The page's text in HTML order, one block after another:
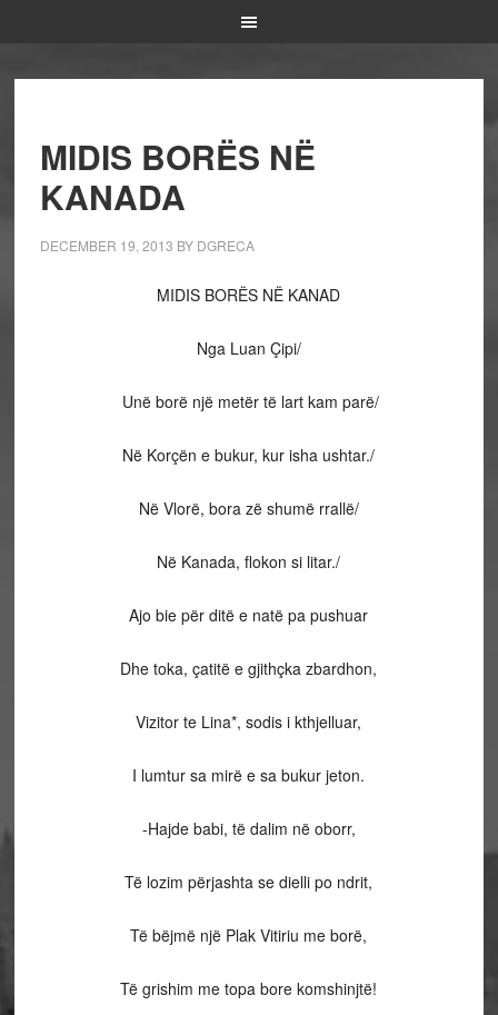
MIDIS BORËS NË
KANADA
DECEMBER 19, 2013 BY DGRECA
MIDIS BORËS NË KANAD
Nga Luan Çipi/
Unë borë një metër të lart kam parë/
Në Korçën e bukur, kur isha ushtar./
Në Vlorë, bora zë shumë rrallë/
Në Kanada, flokon si litar./
Ajo bie për ditë e natë pa pushuar
Dhe toka, çatitë e gjithçka zbardhon,
Vizitor te Lina*, sodis i kthjelluar,
I lumtur sa mirë e sa bukur jeton.
-Hajde babi, të dalim në oborr,
Të lozim përjashta se dielli po ndrit,
Të bëjmë një Plak Vitiriu me borë,
Të grishim me topa bore komshinjtë!